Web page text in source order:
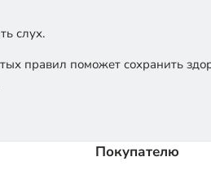
слух.
правил поможет сохранить
Покупателю